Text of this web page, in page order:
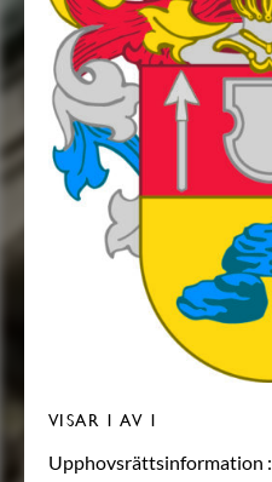
VISAR 1 AV 1
Upphovsrättsinformation :